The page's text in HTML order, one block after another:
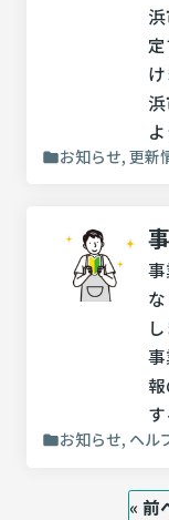
お知らせ, 更新
お知らせ, ヘル
« 前